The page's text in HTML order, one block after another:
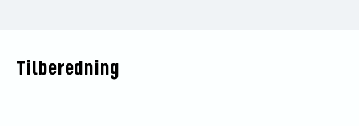
Tilberedning